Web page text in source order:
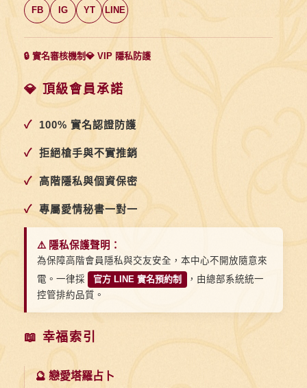
最
祥
傳
賀
詞，
祝
福
更
有
底
蘊
FB IG YT LINE
🔒 實名審核機制💎 VIP 隱私防護
💎 頂級會員承諾
✓ 100% 實名認證防護
✓ 拒絕槍手與不實推銷
✓ 高階隱私與個資保密
✓ 專屬愛情秘書一對一
⚠️ 隱私保護聲明：
為保障高階會員隱私與交友安全，本中心不開放隨意來
電。一律採
官方 LINE 實名預約制
，由總部系統統一
控管排約品質。
📖 幸福索引
🔮 戀愛塔羅占卜